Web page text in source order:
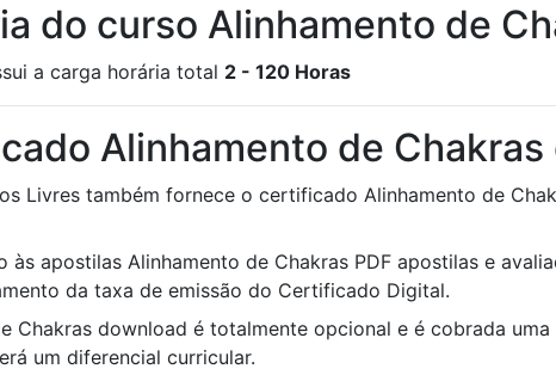
do curso Alinhamento de
a carga horária total 2 - 120 Horas
Alinhamento de Chakras
Livres também fornece o certificado Alinhamento de
apostilas Alinhamento de Chakras PDF apostilas e
da taxa de emissão do Certificado Digital.
Chakras download é totalmente opcional e é cobrada uma
um diferencial curricular.